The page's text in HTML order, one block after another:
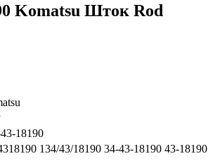
Komatsu Шток Rod
18190
134/43/18190 34-43-18190 43-18190